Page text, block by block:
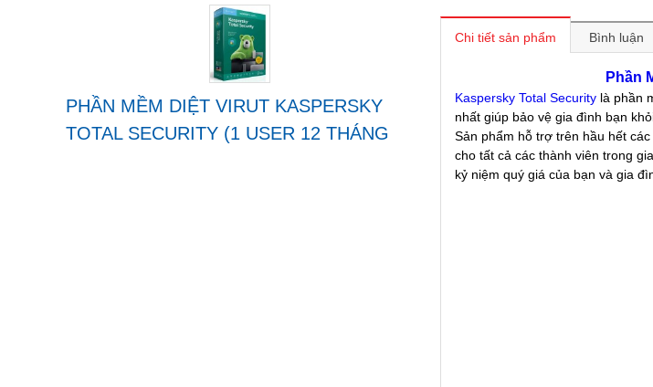
PHẦN MỀM DIỆT VIRUT KASPERSKY
TOTAL SECURITY (1 USER 12 THÁNG
Chi tiết sản phẩm Bình luận
Phần
Kaspersky Total Security là phần
nhất giúp bảo vệ gia đình bạn
Sản phẩm hỗ trợ trên hầu hết
cho tất cả các thành viên trong
kỷ niệm quý giá của bạn và gia